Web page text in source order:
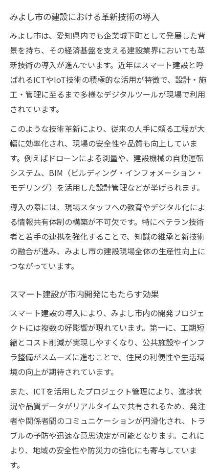
みよし市の建設における革新技術の導入
みよし市は、愛知県内でも企業城下町として発展した背
景を持ち、その経済基盤を支える建設業界においても革
新技術の導入が進んでいます。近年はスマート建設と呼
ばれるICTやIoT技術の積極的な活用が特徴で、設計・施
工・管理に至るまで多様なデジタルツールが現場で利用
されています。
このような技術革新により、従来の人手に頼る工程が大
幅に効率化され、現場の安全性や品質も向上していま
す。例えばドローンによる測量や、建設機械の自動運転
システム、BIM（ビルディング・インフォメーション・
モデリング）を活用した設計管理などが挙げられます。
導入の際には、現場スタッフへの教育やデジタル化によ
る情報共有体制の構築が不可欠です。特にベテラン技術
者と若手の連携を強化することで、知識の継承と新技術
の融合が進み、みよし市の建設現場全体の生産性向上に
つながっています。
スマート建設が市内開発にもたらす効果
スマート建設の導入により、みよし市内の開発プロジェ
クトには複数の好影響が現れています。第一に、工期短
縮とコスト削減が実現しやすくなり、公共施設やインフ
ラ整備がスムーズに進むことで、住民の利便性や生活環
境の向上が期待されています。
また、ICTを活用したプロジェクト管理により、進捗状
況や品質データがリアルタイムで共有されるため、発注
者や関係者間のコミュニケーションが円滑化され、トラ
ブルの予防や迅速な意思決定が可能となります。これに
より、地域の安全性や防災力の強化にも寄与していま
す。